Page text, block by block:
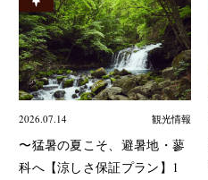
2026.07.14 観光情報
〜猛暑の夏こそ、避暑地・蓼
科へ【涼しさ保証プラン】1